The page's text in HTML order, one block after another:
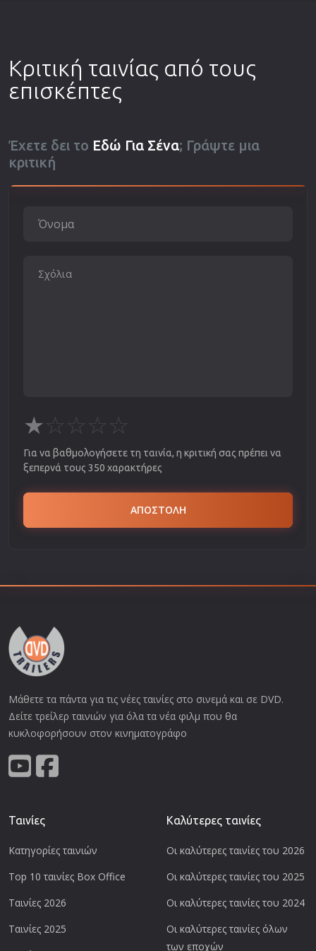
Κριτική ταινίας από τους
επισκέπτες
Έχετε δει το Εδώ Για Σένα; Γράψτε μια
κριτική
★☆☆☆☆
Για να βαθμολογήσετε τη ταινία, η κριτική σας πρέπει να
ξεπερνά τους 350 χαρακτήρες
ΑΠΟΣΤΟΛΗ
Μάθετε τα πάντα για τις νέες ταινίες στο σινεμά και σε DVD.
Δείτε τρείλερ ταινιών για όλα τα νέα φιλμ που θα
κυκλοφορήσουν στον κινηματογράφο
Ταινίες
Κατηγορίες ταινιών
Top 10 ταινίες Box Office
Ταινίες 2026
Ταινίες 2025
Καλύτερες ταινίες
Οι καλύτερες ταινίες του 2026
Οι καλύτερες ταινίες του 2025
Οι καλύτερες ταινίες του 2024
Οι καλύτερες ταινίες όλων
των εποχών